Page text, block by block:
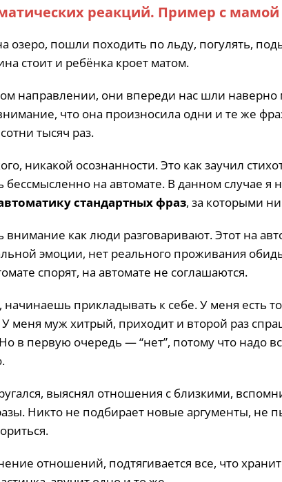
реакций. Пример с
озеро, пошли походить по льду, погулять,
стоит и ребёнка кроет матом.
направлении, они впереди нас шли наверно
что она произносила одни и те же
тысяч раз.
никакой осознанности. Это как заучил
бессмысленно на автомате. В данном случае я
стандартных фраз, за которыми
внимание как люди разговаривают. Этот на
эмоции, нет реального проживания
спорят, на автомате не соглашаются.
начинаешь прикладывать к себе. У меня есть
У меня муж хитрый, приходит и второй раз
в первую очередь — “нет”, потому что надо
выяснял отношения с близкими,
Никто не подбирает новые аргументы, не
отношений, подтягивается все, что